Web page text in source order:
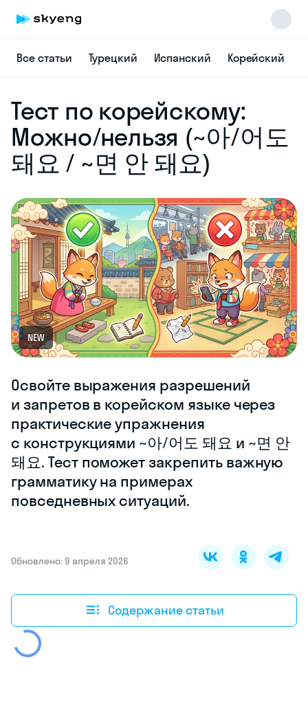
Все статьи Турецкий Испанский Корейский
Тест по корейскому:
Можно/нельзя (~아/어도
돼요 / ~면 안 돼요)
NEW
Освойте выражения разрешений
и запретов в корейском языке через
практические упражнения
с конструкциями ~아/어도 돼요 и ~면 안
돼요. Тест поможет закрепить важную
грамматику на примерах
повседневных ситуаций.
Обновлено: 9 апреля 2026
Содержание статьи
online